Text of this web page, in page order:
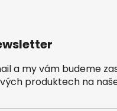
a my vám budeme
produktech na